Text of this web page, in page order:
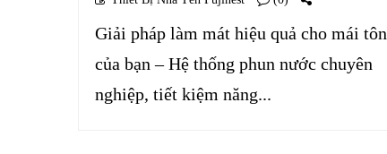
Giải pháp làm mát hiệu quả cho mái tôn
của bạn – Hệ thống phun nước chuyên
nghiệp, tiết kiệm năng...